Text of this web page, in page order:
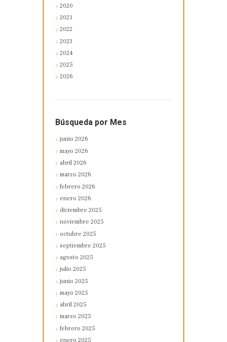
2020
2021
2022
2023
2024
2025
2026
Búsqueda por Mes
junio2026
mayo2026
abril2026
marzo2026
febrero2026
enero2026
diciembre2025
noviembre2025
octubre2025
septiembre2025
agosto2025
julio2025
junio2025
mayo2025
abril2025
marzo2025
febrero2025
enero2025